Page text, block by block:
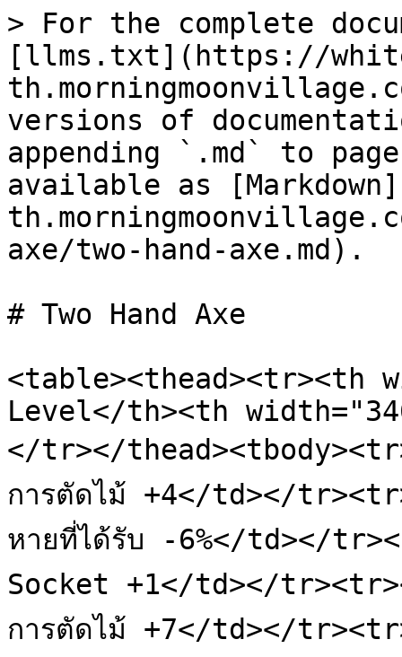
> For the complete
[llms.txt](https://
versions of
appending `.md` to
available as
axe/two-hand-axe.md).
# Two Hand Axe
<table><thead><tr><th
Level</th><th
</tr></
การตัดไม้ +4</td></
หายที่ได้รับ -6%</td></
Socket +1</td></
การตัดไม้ +7</td></